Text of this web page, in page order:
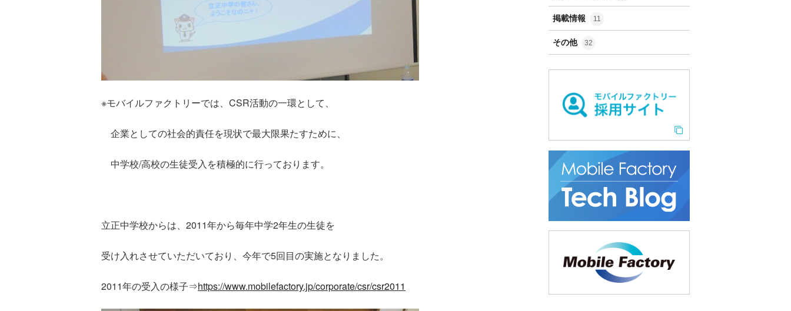
※モバイルファクトリーでは、CSR活動の一環として、
企業としての社会的責任を現状で最大限果たすために、
中学校/高校の生徒受入を積極的に行っております。
立正中学校からは、2011年から毎年中学2年生の生徒を
受け入れさせていただいており、今年で5回目の実施となりました。
2011年の受入の様子⇒https://www.mobilefactory.jp/corporate/csr/csr2011
掲載情報 11
その他 32